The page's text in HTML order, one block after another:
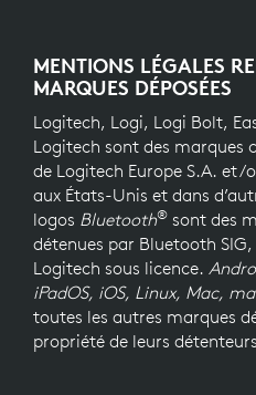
MENTIONS LÉGALES
MARQUES DÉPOSÉES
Logitech, Logi, Logi Bolt,
Logitech sont des marques
de Logitech Europe S.A. et/
aux États-Unis et dans
logos Bluetooth® sont des
détenues par Bluetooth
Logitech sous licence.
iPadOS, iOS, Linux, Mac,
toutes les autres marques
propriété de leurs